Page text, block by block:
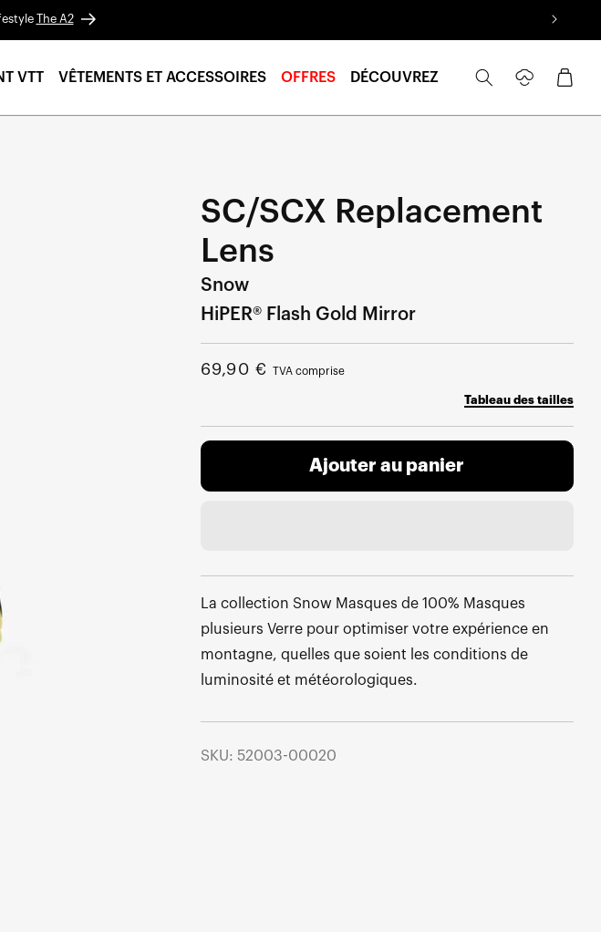
The A2
VTT VÊTEMENTS ET ACCESSOIRES OFFRES DÉCOUVREZ
connecter
Panier
SC/SCX Replacement
Lens
Snow
HiPER® Flash Gold Mirror
Prix
69,90 € TVA comprise
Tableau des tailles
Ajouter au panier
La collection Snow Masques de 100% Masques
plusieurs Verre pour optimiser votre expérience en
montagne, quelles que soient les conditions de
luminosité et météorologiques.
SKU: 52003-00020